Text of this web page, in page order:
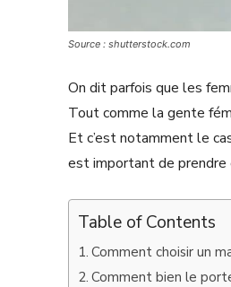
Source : shutterstock.com
On dit parfois que les
Tout comme la gente
Et c’est notamment le
est important de prendre
Table of Contents
Comment choisir un
Comment bien le